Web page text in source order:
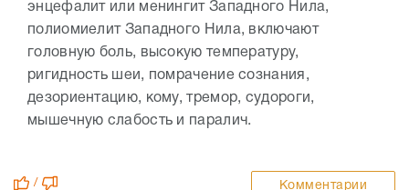
энцефалит или менингит Западного Нила,
полиомиелит Западного Нила, включают
головную боль, высокую температуру,
ригидность шеи, помрачение сознания,
дезориентацию, кому, тремор, судороги,
мышечную слабость и паралич.
/ Комментарии